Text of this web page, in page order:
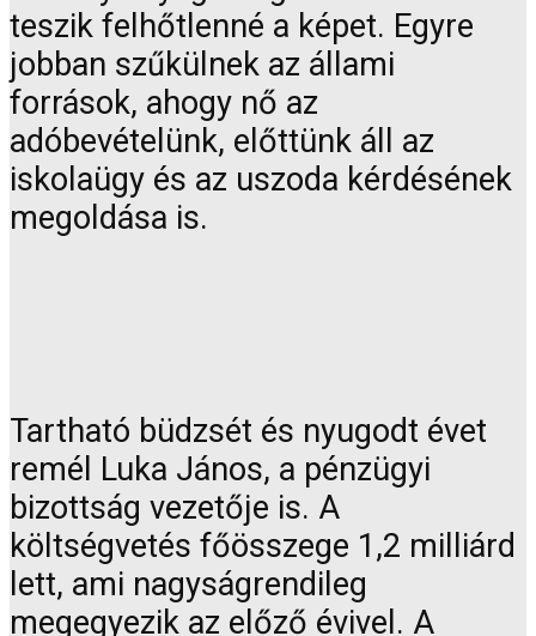
teszik felhőtlenné a képet. Egyre
jobban szűkülnek az állami
források, ahogy nő az
adóbevételünk, előttünk áll az
iskolaügy és az uszoda kérdésének
megoldása is.
Tartható büdzsét és nyugodt évet
remél Luka János, a pénzügyi
bizottság vezetője is. A
költségvetés főösszege 1,2 milliárd
lett, ami nagyságrendileg
megegyezik az előző évivel. A